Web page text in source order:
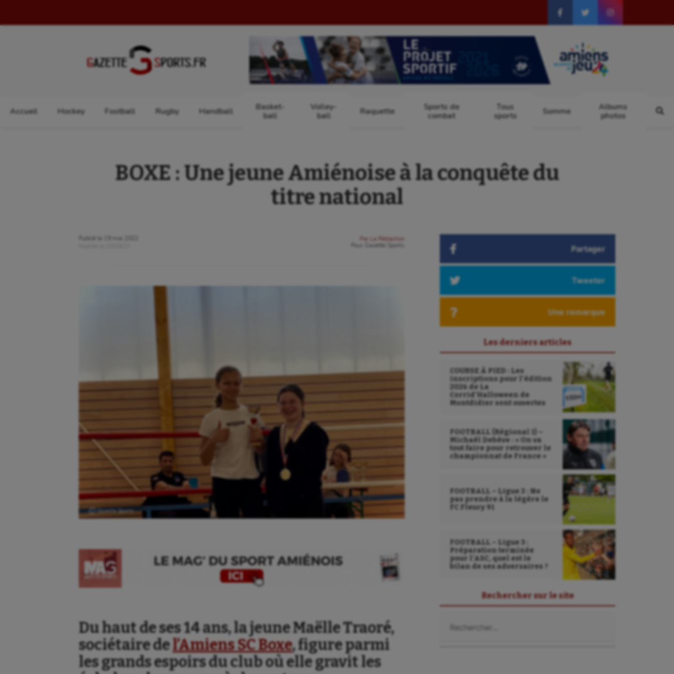
Accueil Hockey Football Rugby Handball
Basket-
ball
Volley-
ball
Raquette
Sports de
combat
Tous
sports
Somme
Albums
photos
BOXE : Une jeune Amiénoise à la conquête du
titre national
Publié le
19 mai 2022
Par
La Rédaction
Gazette Sports
Ⓒ Gazette Sports
Du haut de ses 14 ans, la jeune Maëlle Traoré,
sociétaire de l’Amiens SC Boxe, figure parmi
les grands espoirs du club où elle gravit les
Partager
Tweeter
Une remarque
Les derniers articles
COURSE À PIED : Les
inscriptions pour l’édition
2026 de La
Corrid’Halloween de
Montdidier sont ouvertes
FOOTBALL (Régional 1) –
Michaël Debève : « On va
tout faire pour retrouver le
championnat de France »
FOOTBALL – Ligue 3 : Ne
pas prendre à la légère le
FC Fleury 91
FOOTBALL – Ligue 3 :
Préparation terminée
pour l’ASC, quel est le
bilan de ses adversaires ?
Rechercher sur le site